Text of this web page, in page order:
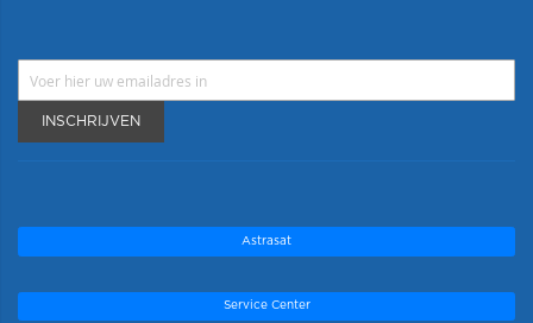
INSCHRIJVEN
Astrasat
Service Center